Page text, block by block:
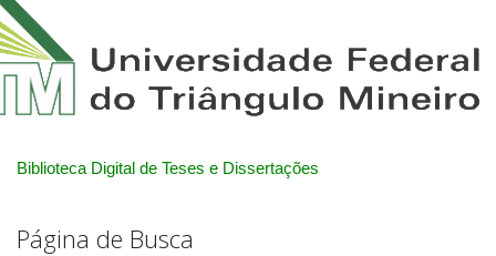
Biblioteca Digital de Teses e Dissertações
Página de Busca